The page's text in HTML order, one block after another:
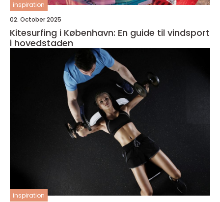
inspiration
02. October 2025
Kitesurfing i København: En guide til vindsport
i hovedstaden
inspiration